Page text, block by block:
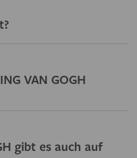
VAN GOGH
gibt es auch auf